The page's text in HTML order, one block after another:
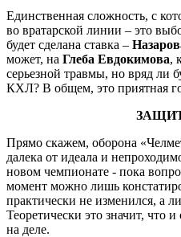
Единственная сложность, с
во вратарской линии – это
будет сделана ставка –
может, на Глеба Евдокимова,
серьезной травмы, но вряд ли
КХЛ? В общем, это приятная
Прямо скажем, оборона
далека от идеала и
новом чемпионате - пока
момент можно лишь
практически не изменился, а
Теоретически это значит, что
на деле.